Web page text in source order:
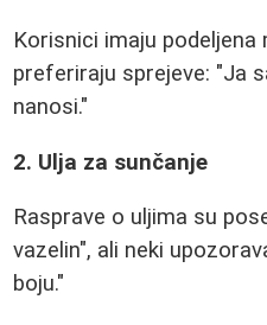
Korisnici imaju
preferiraju sprejeve: "Ja
nanosi."
2. Ulja za sunčanje
Rasprave o uljima su
vazelin", ali neki
boju."